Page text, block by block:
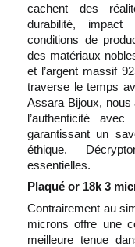
PIERCINGS
BONS PLANS
CARTE CADEAU
cachent des
durabilité, impact
conditions de
des matériaux
et l’argent massif
traverse le temps
Assara Bijoux, nous
l’authenticité
garantissant un
éthique.
essentielles.
Plaqué or 18k 3
Contrairement au
microns offre une
meilleure tenue